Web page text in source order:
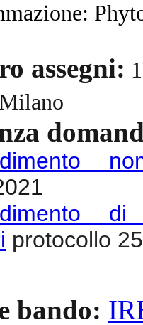
assegni: 1
Milano
protocollo
bando: